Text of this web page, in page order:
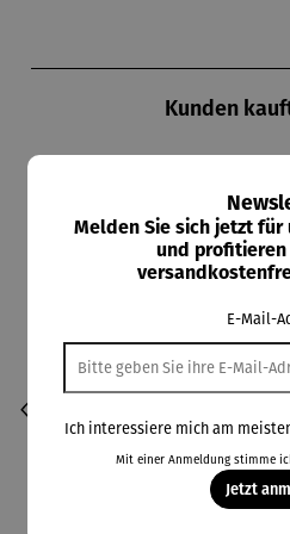
Kunden
13% gespart Rabatt13% gespart
Melden Sie sich jetzt
und profitieren
E-Mail-
Ich interessiere mich am
Mit einer Anmeldung stimme
Jetzt